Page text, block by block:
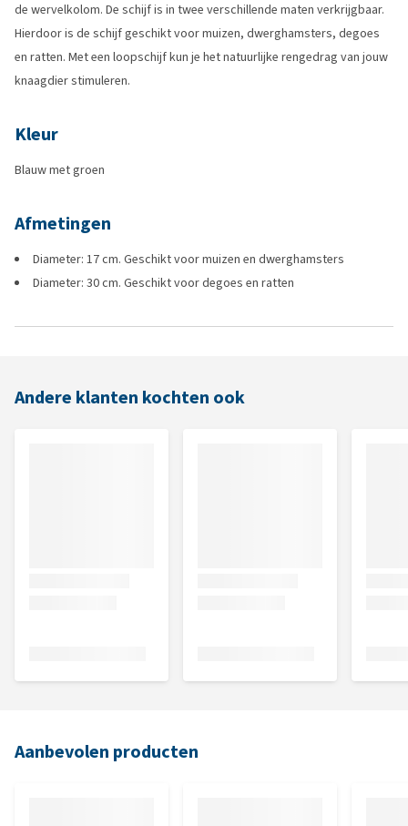
de wervelkolom. De schijf is in twee verschillende maten verkrijgbaar.
Hierdoor is de schijf geschikt voor muizen, dwerghamsters, degoes
en ratten. Met een loopschijf kun je het natuurlijke rengedrag van jouw
knaagdier stimuleren.
Kleur
Blauw met groen
Afmetingen
Diameter: 17 cm. Geschikt voor muizen en dwerghamsters
Diameter: 30 cm. Geschikt voor degoes en ratten
Andere klanten kochten ook
Aanbevolen producten